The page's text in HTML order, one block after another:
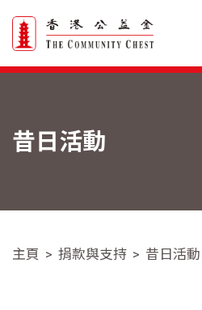
昔日活動
主頁 捐款與支持 昔日活動